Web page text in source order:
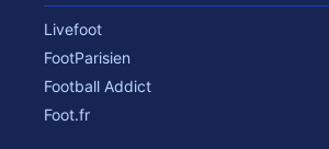
Livefoot
FootParisien
Football Addict
Foot.fr